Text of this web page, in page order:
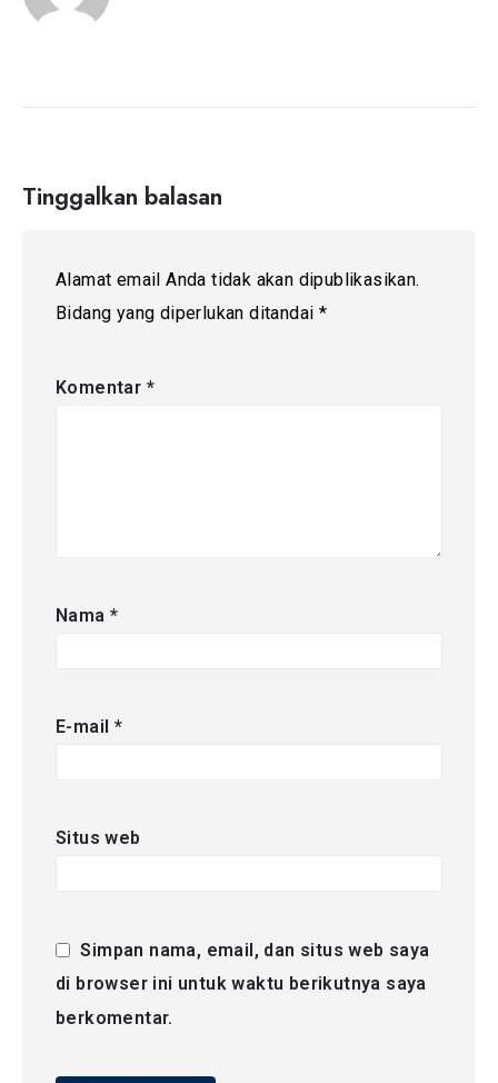
Tinggalkan balasan
Alamat email Anda tidak akan dipublikasikan.
Bidang yang diperlukan ditandai *
Komentar *
Nama *
E-mail *
Situs web
Simpan nama, email, dan situs web saya
di browser ini untuk waktu berikutnya saya
berkomentar.